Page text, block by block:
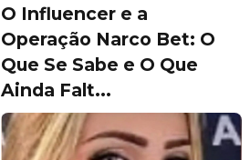
O Influencer e a
Operação Narco Bet: O
Que Se Sabe e O Que
Ainda Falt...